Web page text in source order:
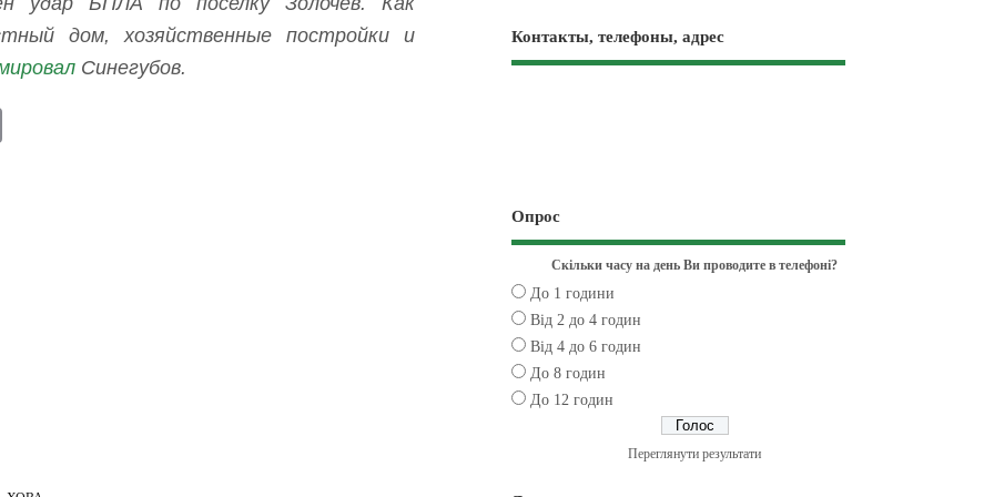
дом, хозяйственные постройки и
Синегубов.
Контакты, телефоны, адрес
Опрос
Скільки часу на день Ви проводите в телефоні?
До 1 години
Від 2 до 4 годин
Від 4 до 6 годин
До 8 годин
До 12 годин
Переглянути результати